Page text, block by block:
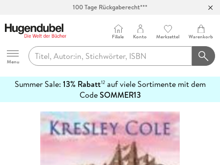
100 Tage Rückgaberecht***
Hugendubel
Menu
Filiale Konto Merkzettel Warenkorb
Summer Sale: 13% Rabatt12auf viele Sortimente mit dem
CodeSOMMER13
erfahren